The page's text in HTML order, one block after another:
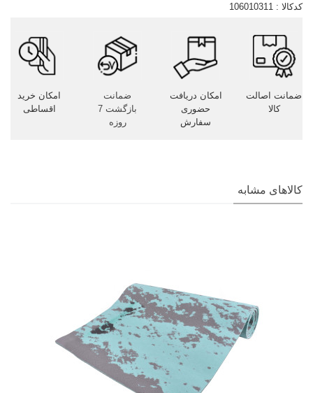
کدکالا : 106010311
ضمانت اصالت
کالا
امکان دریافت
حضوری
سفارش
ضمانت
بازگشت 7
روزه
امکان خرید
اقساطی
کالاهای مشابه